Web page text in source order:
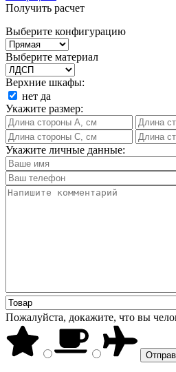
Получить расчет
Выберите конфигурацию
Выберите материал
Верхние шкафы:
нет да
Укажите размер:
Укажите личные данные:
Пожалуйста, докажите, что вы